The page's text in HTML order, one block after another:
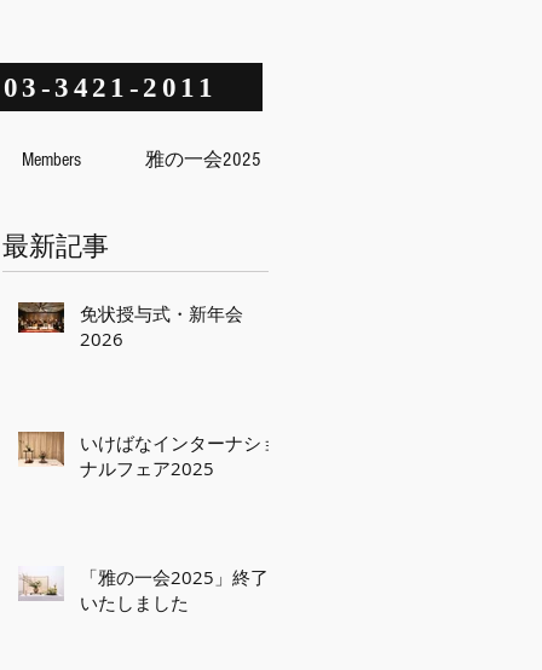
03-3421-2011
Members 雅の一会2025
最新記事
免状授与式・新年会
2026
いけばなインターナショ
ナルフェア2025
「雅の一会2025」終了
いたしました